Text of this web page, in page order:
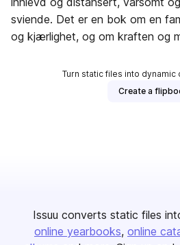
sviende. Det er en bok om en
og kjærlighet, og om kraften og
Turn static files into dynamic
Create a
Issuu converts static files
online yearbooks online